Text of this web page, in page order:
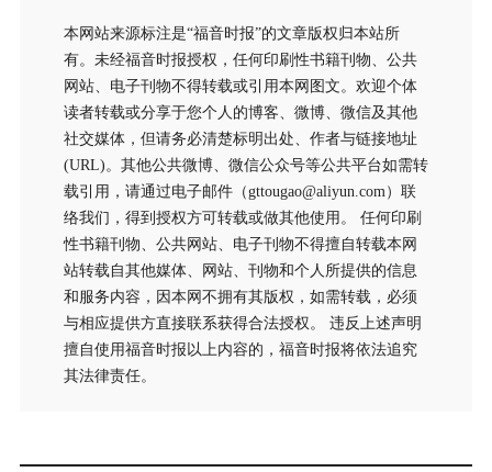
本网站来源标注是“福音时报”的文章版权归本站所
有。未经福音时报授权，任何印刷性书籍刊物、公共
网站、电子刊物不得转载或引用本网图文。欢迎个体
读者转载或分享于您个人的博客、微博、微信及其他
社交媒体，但请务必清楚标明出处、作者与链接地址
(URL)。其他公共微博、微信公众号等公共平台如需转
载引用，请通过电子邮件（gttougao@aliyun.com）联
络我们，得到授权方可转载或做其他使用。 任何印刷
性书籍刊物、公共网站、电子刊物不得擅自转载本网
站转载自其他媒体、网站、刊物和个人所提供的信息
和服务内容，因本网不拥有其版权，如需转载，必须
与相应提供方直接联系获得合法授权。 违反上述声明
擅自使用福音时报以上内容的，福音时报将依法追究
其法律责任。